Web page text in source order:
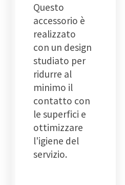
Questo
accessorio è
realizzato
con un design
studiato per
ridurre al
minimo il
contatto con
le superfici e
ottimizzare
l'igiene del
servizio.